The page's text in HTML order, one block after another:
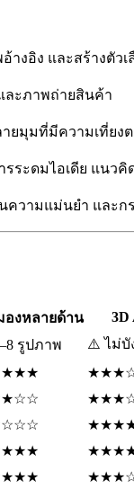
างอิง และสร้างตัว
ละภาพถ่ายสินค้า
ยมุมที่มีความเที่ยง
ระดมไอเดีย แน
ความแม่นยำ และ
องหลายด้าน
3D
รูปภาพ
⚠️ ไม่บั